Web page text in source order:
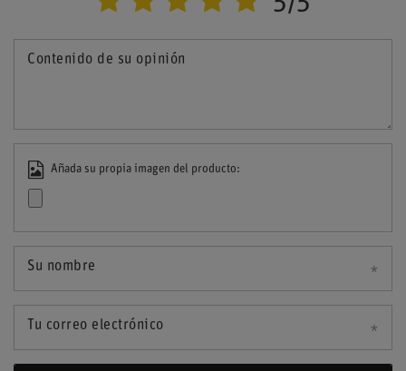
Contenido de su opinión
Añada su propia imagen del producto:
Su nombre
Tu correo electrónico